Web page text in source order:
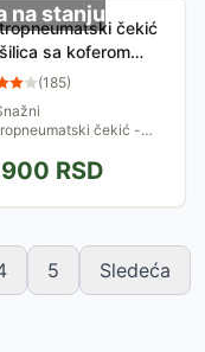
na stanju
čekić
sa koferom
& Decker KD 960
(185)
čekić -
alatki
teškim
radovima
RSD
5 Sledeća